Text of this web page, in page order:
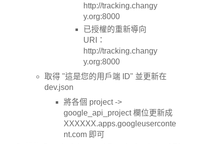
http://tracking.changy
y.org:8000
已授權的重新導向
URI：
http://tracking.changy
y.org:8000
取得 "這是您的用戶端 ID" 並更新在
dev.json
將各個 project ->
google_api_project 欄位更新成
XXXXXX.apps.googleuserconte
nt.com 即可